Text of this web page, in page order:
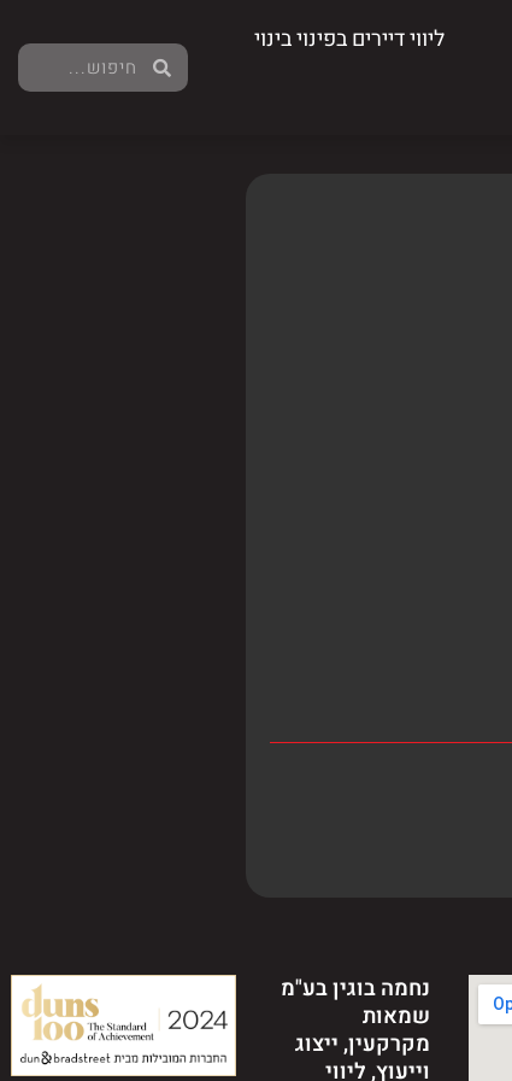
ליווי דיירים בפינוי בינוי
נחמה בוגין בע"מ
שמאות
מקרקעין, ייצוג
וייעוץ, ליווי